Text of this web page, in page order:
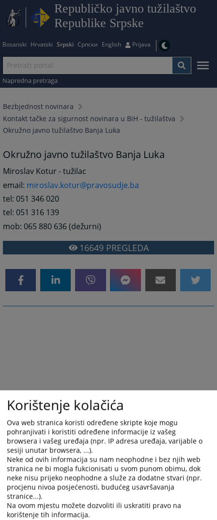
Republičko javno tužilaštvo
Republike Srpske
Bosanski Hrvatski Srpski Српски English Prijava
Napredna pretraga
Bezbjednost novinara
Kontakt tačke za sigurnost novinara u BiH - tužilaštva
Okružno javno tužilaštvo Banja Luka
Okružno javno tužilaštvo Banja Luka
Miroslav Kotur - tužilac
email: miroslav.kotur@pravosudje.ba
tel: 051 346 020
tel: 051 316 139
mob: 065 880 636 (dežurni)
16649PREGLEDA
Korištenje kolačića
Ova web stranica koristi određene skripte koje mogu
pohranjivati i koristiti određene informacije iz vašeg
browsera i vašeg uređaja (npr. IP adresa uređaja, varijable o
sesiji unutar browsera, ...).
Neke od ovih informacija su nam neophodne i bez njih web
stranica ne bi mogla fukcionisati u svom punom obimu, dok
neke nisu prijeko neophodne a služe za dodatne stvari (npr.
procjenu nivoa posjećenosti, budućeg usavršavanja
stranice...).
Na ovom mjestu možete dozvoliti ili uskratiti pravo na
korištenje tih informacija.